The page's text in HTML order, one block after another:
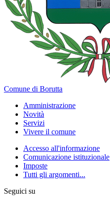
Comune di Borutta
Amministrazione
Novità
Servizi
Vivere il comune
Accesso all'informazione
Comunicazione istituzionale
Imposte
Tutti gli argomenti...
Seguici su